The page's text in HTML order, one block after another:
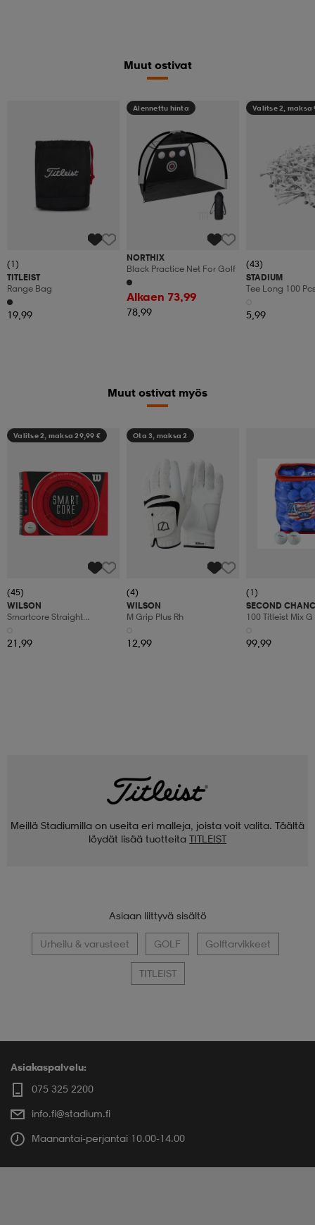
Muut ostivat
(1)
TITLEIST
Range Bag
19,99
Alennettu hinta
NORTHIX
Black Practice Net For Golf
Alkaen 73,99
78,99
Valitse 2, maksa
(43)
STADIUM
Tee Long 100
5,99
Muut ostivat myös
Valitse 2, maksa 29,99 €
(45)
WILSON
Smartcore Straight
21,99
Ota 3, maksa 2
(4)
WILSON
M Grip Plus Rh
12,99
(1)
SECOND
100 Titleist Mix G
99,99
Meillä Stadiumilla on useita eri malleja, joista voit valita. Täältä
löydät lisää tuotteita TITLEIST
Asiaan liittyvä sisältö
Urheilu & varusteet GOLF Golftarvikkeet
TITLEIST
Asiakaspalvelu:
075 325 2200
info.fi@stadium.fi
Maanantai-perjantai 10.00-14.00